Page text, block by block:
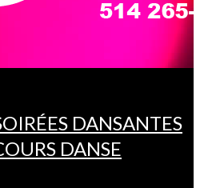
DANSANTES
DANSE